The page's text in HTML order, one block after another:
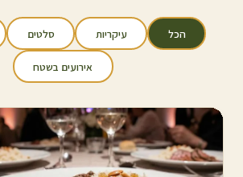
הכל עיקריות סלטים
אירועים בשטח